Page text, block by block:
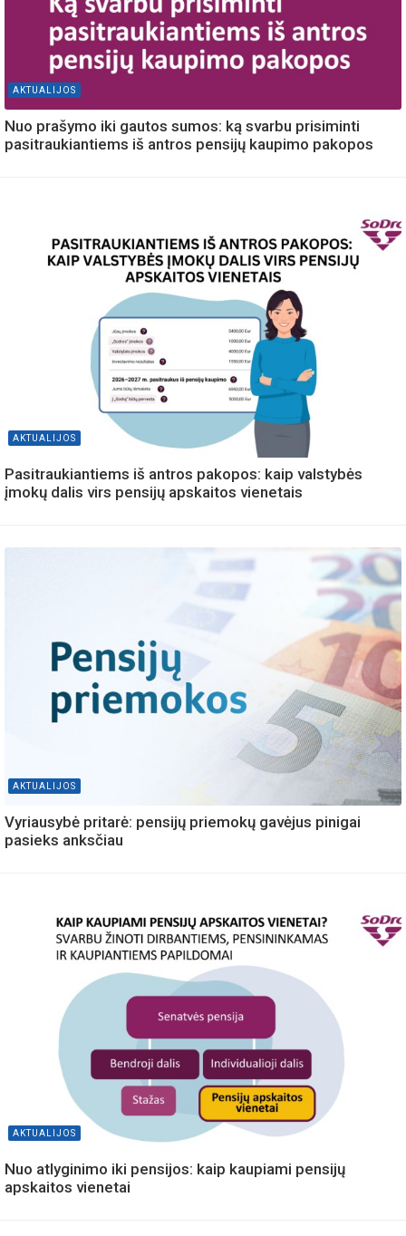
AKTUALIJOS
Nuo prašymo iki gautos sumos: ką svarbu prisiminti
pasitraukiantiems iš antros pensijų kaupimo pakopos
AKTUALIJOS
Pasitraukiantiems iš antros pakopos: kaip valstybės
įmokų dalis virs pensijų apskaitos vienetais
AKTUALIJOS
Vyriausybė pritarė: pensijų priemokų gavėjus pinigai
pasieks anksčiau
AKTUALIJOS
Nuo atlyginimo iki pensijos: kaip kaupiami pensijų
apskaitos vienetai